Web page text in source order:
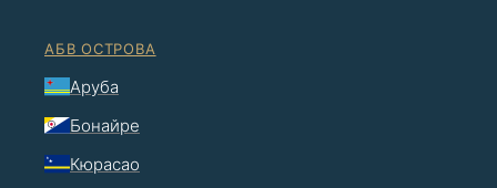
АБВ ОСТРОВА
Аруба
Бонайре
Кюрасао